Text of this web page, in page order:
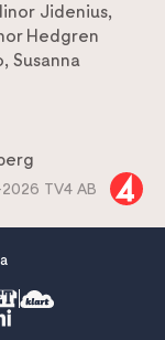
Jidenius,
Hedgren
, Susanna
TV4 AB